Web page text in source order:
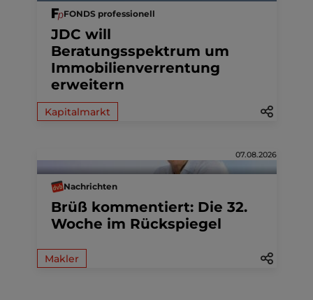
FONDS professionell
JDC will
Beratungsspektrum um
Immobilienverrentung
erweitern
Kapitalmarkt
07.08.2026
Nachrichten
Brüß kommentiert: Die 32.
Woche im Rückspiegel
Makler